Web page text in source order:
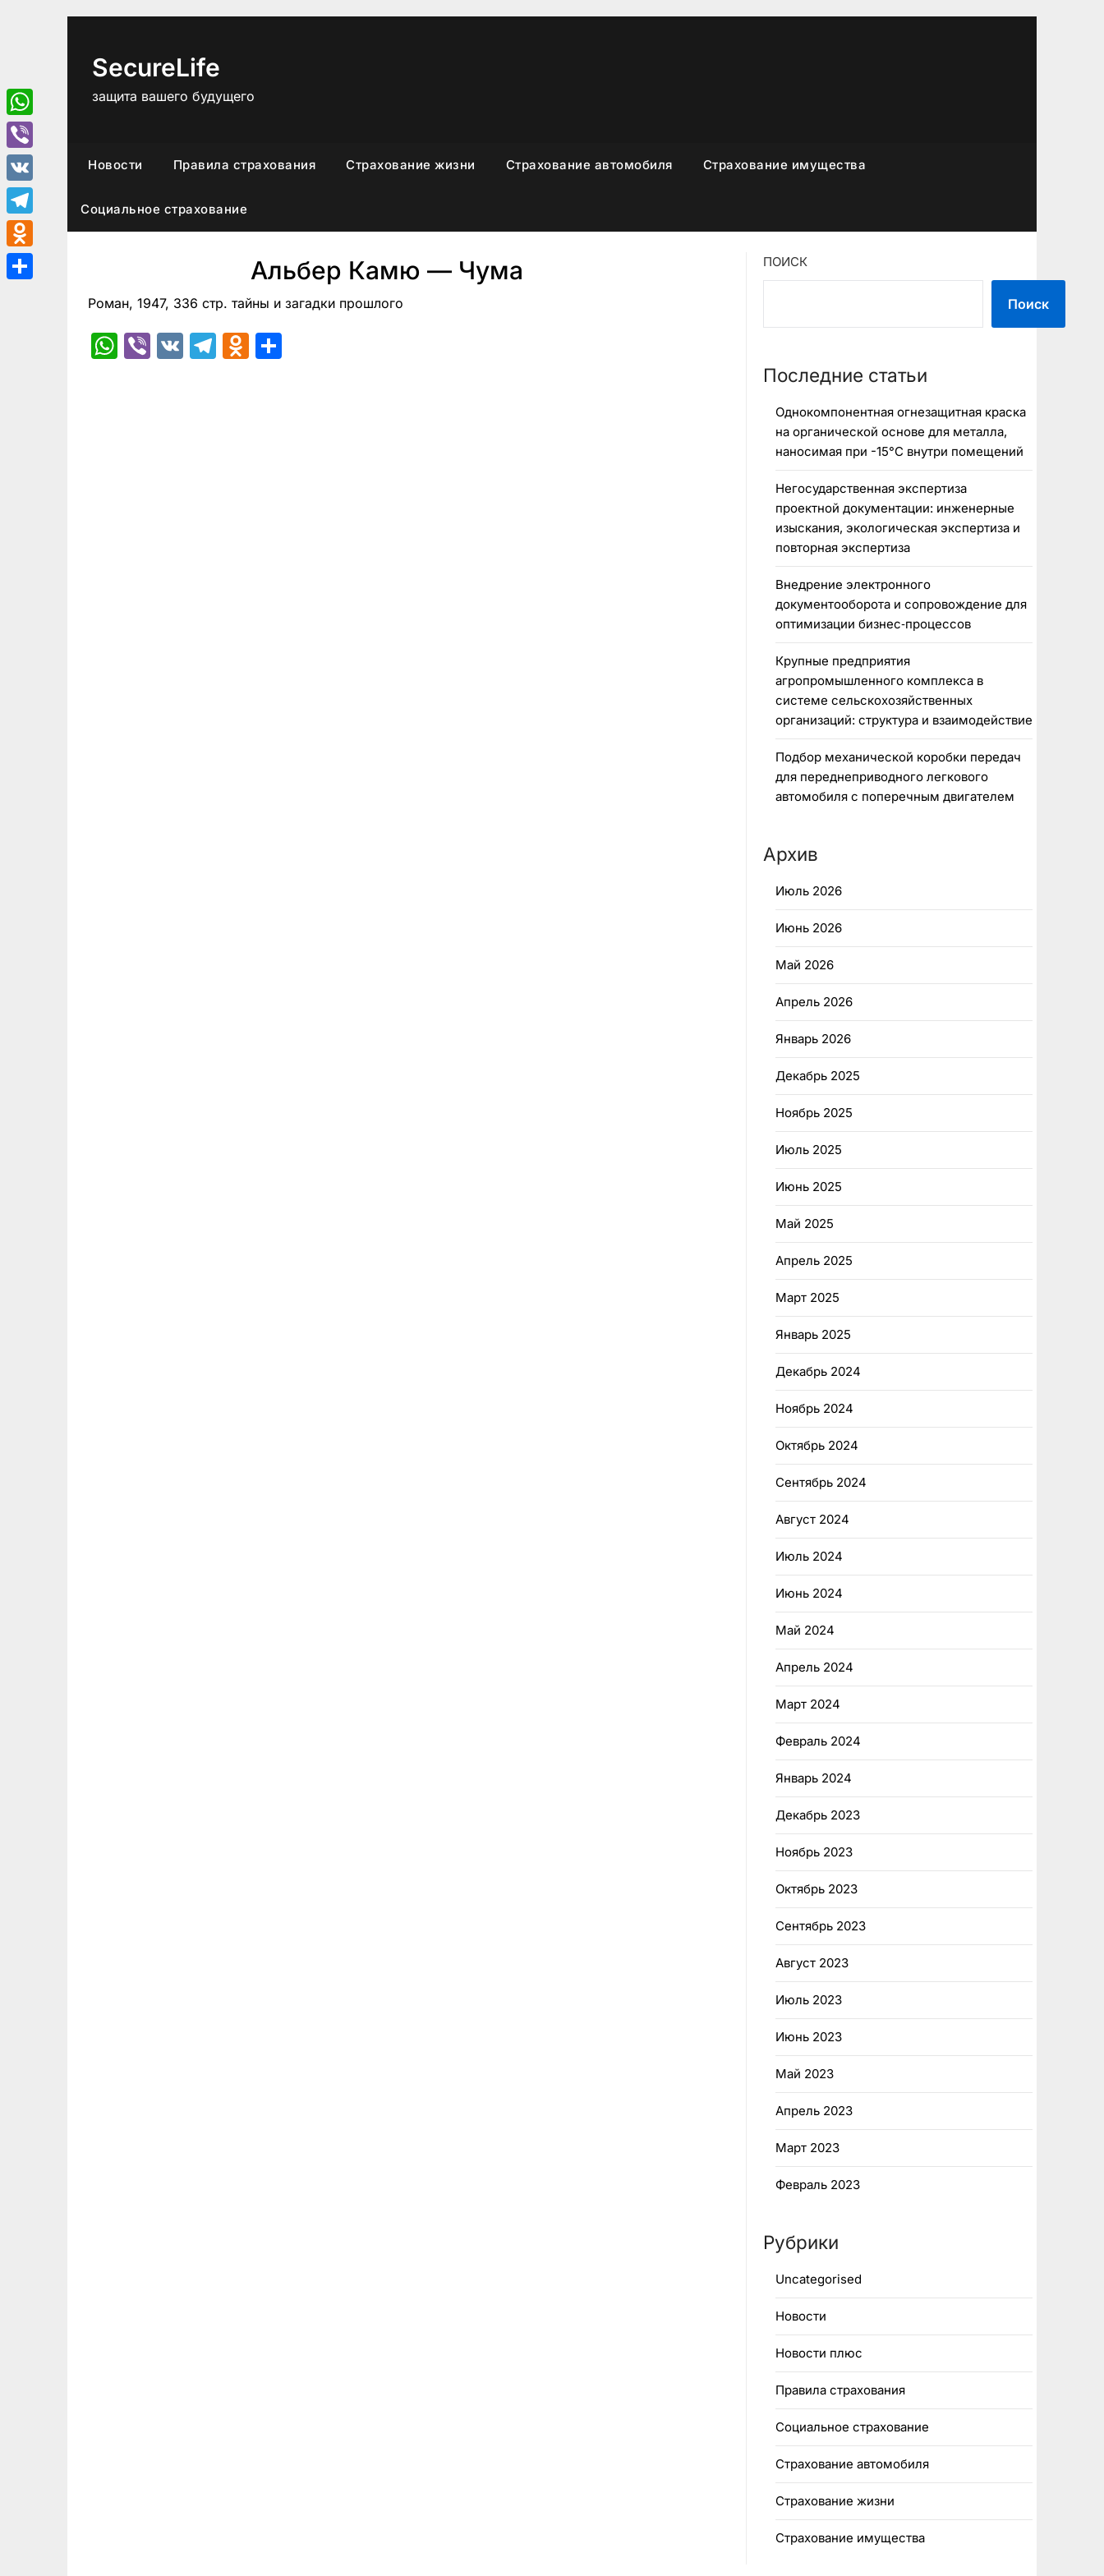
SecureLife
защита вашего будущего
Новости Правила страхования Страхование жизни Страхование автомобиля Страхование имущества
Социальное страхование
Альбер Камю — Чума
Роман, 1947, 336 стр. тайны и загадки прошлого
WhatsApp
Viber
VK Telegram
Odnoklassniki
ПОИСК
Поиск
Последние статьи
Однокомпонентная огнезащитная краска
на органической основе для металла,
наносимая при -15°C внутри помещений
Негосударственная экспертиза
проектной документации: инженерные
изыскания, экологическая экспертиза и
повторная экспертиза
Внедрение электронного
документооборота и сопровождение для
оптимизации бизнес‑процессов
Крупные предприятия
агропромышленного комплекса в
системе сельскохозяйственных
организаций: структура и взаимодействие
Подбор механической коробки передач
для переднеприводного легкового
автомобиля с поперечным двигателем
Архив
Июль 2026
Июнь 2026
Май 2026
Апрель 2026
Январь 2026
Декабрь 2025
Ноябрь 2025
Июль 2025
Июнь 2025
Май 2025
Апрель 2025
Март 2025
Январь 2025
Декабрь 2024
Ноябрь 2024
Октябрь 2024
Сентябрь 2024
Август 2024
Июль 2024
Июнь 2024
Май 2024
Апрель 2024
Март 2024
Февраль 2024
Январь 2024
Декабрь 2023
Ноябрь 2023
Октябрь 2023
Сентябрь 2023
Август 2023
Июль 2023
Июнь 2023
Май 2023
Апрель 2023
Март 2023
Февраль 2023
Рубрики
Uncategorised
Новости
Новости плюс
Правила страхования
Социальное страхование
Страхование автомобиля
Страхование жизни
Страхование имущества
WhatsApp
Viber
VK
Telegram
Odnoklassniki